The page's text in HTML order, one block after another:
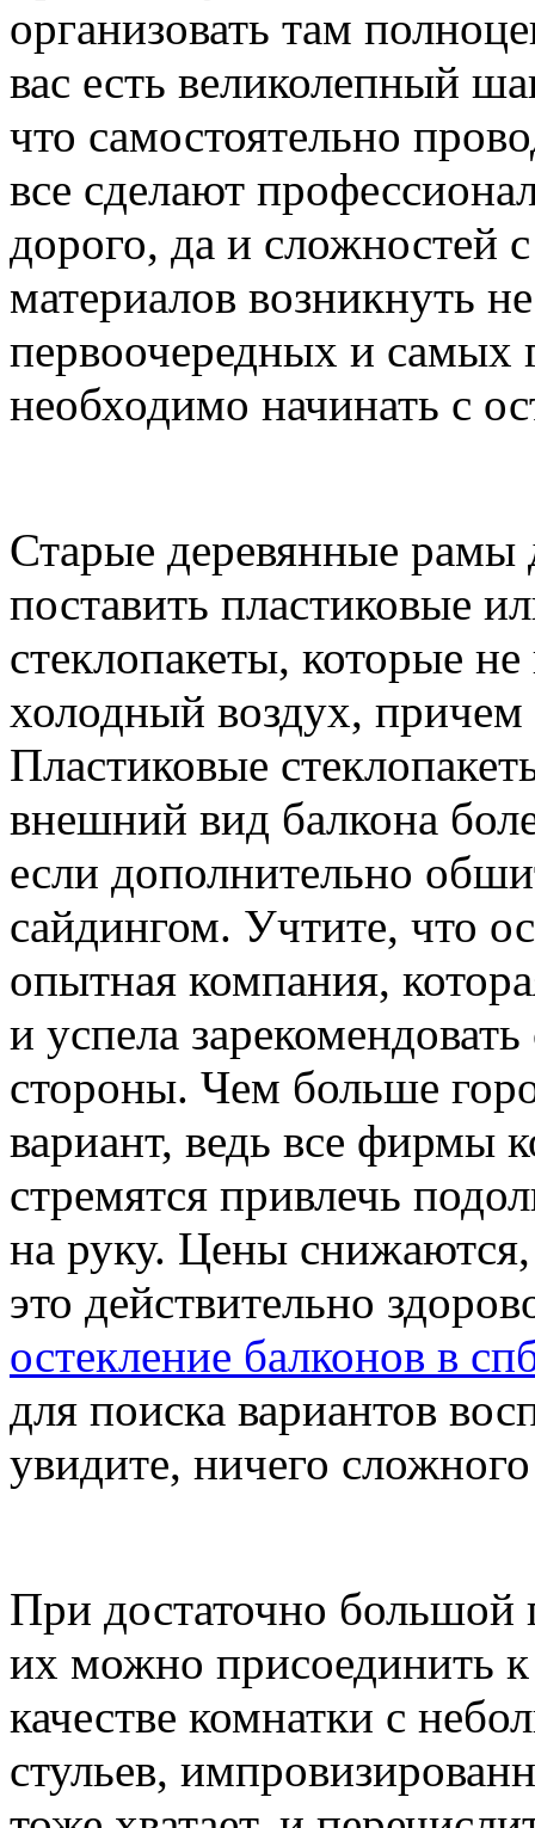
организовать там
вас есть великолепный
что самостоятельно
все сделают
дорого, да и сложностей
материалов возникнуть
первоочередных и самых
необходимо начинать с
Старые деревянные рамы
поставить пластиковые
стеклопакеты, которые
холодный воздух,
Пластиковые
внешний вид балкона
если дополнительно
сайдингом. Учтите, что
опытная компания,
и успела
стороны. Чем больше
вариант, ведь все фирмы
стремятся привлечь
на руку. Цены
это действительно
остекление балконов в
для поиска вариантов
увидите, ничего
При достаточно
их можно присоединить к
качестве комнатки с
стульев,